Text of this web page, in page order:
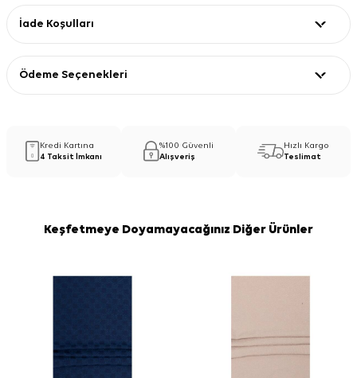
İade Koşulları
Ödeme Seçenekleri
Kredi Kartına
4 Taksit İmkanı
%100 Güvenli
Alışveriş
Hızlı Kargo
Teslimat
Keşfetmeye Doyamayacağınız Diğer Ürünler